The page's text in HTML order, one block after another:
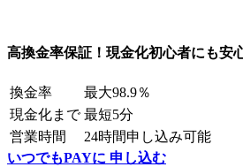
高換金率保証！現金化初心者にも安
換金率
最大98.9％
現金化まで 最短5分
営業時間
24時間申し込み可能
いつでもPAYに 申し込む